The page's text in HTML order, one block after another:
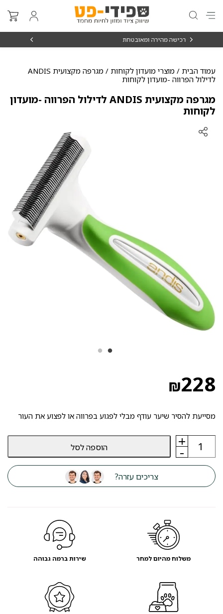
עמוד הבית / מוצרי מועדון לקוחות
/ מגרפה מקצועית ANDIS
לדילול הפרווה -מועדון לקוחות
מגרפה מקצועית ANDIS לדילול הפרווה -מועדון
לקוחות
₪228
מסייעת להסיר שיער עודף מבלי לפגוע בפרווה או לפצוע את העור
-
כמות
מגרפה
מקצועית
ANDIS
לדילול
הפרווה
+ הוספה לסל
צריכים עזרה?
משלוח מהיום למחר שירות ברמה גבוהה